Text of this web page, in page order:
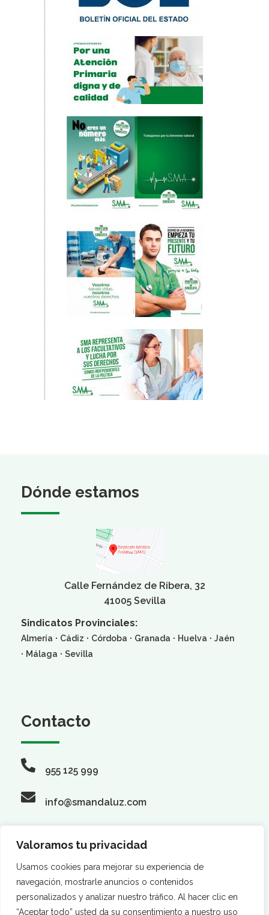
Valoramos tu privacidad
Usamos cookies para mejorar su experiencia de
navegación, mostrarle anuncios o contenidos
personalizados y analizar nuestro tráfico. Al hacer clic en
“Aceptar todo” usted da su consentimiento a nuestro uso
Dónde estamos
Calle Fernández de Ribera, 32
41005 Sevilla
Sindicatos Provinciales:
Almería · Cádiz · Córdoba · Granada · Huelva · Jaén
· Málaga · Sevilla
Contacto
955 125 999
info@smandaluz.com
Síguenos